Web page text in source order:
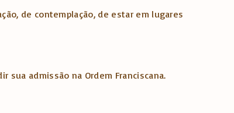
de contemplação, de estar em lugares
sua admissão na Ordem Franciscana.